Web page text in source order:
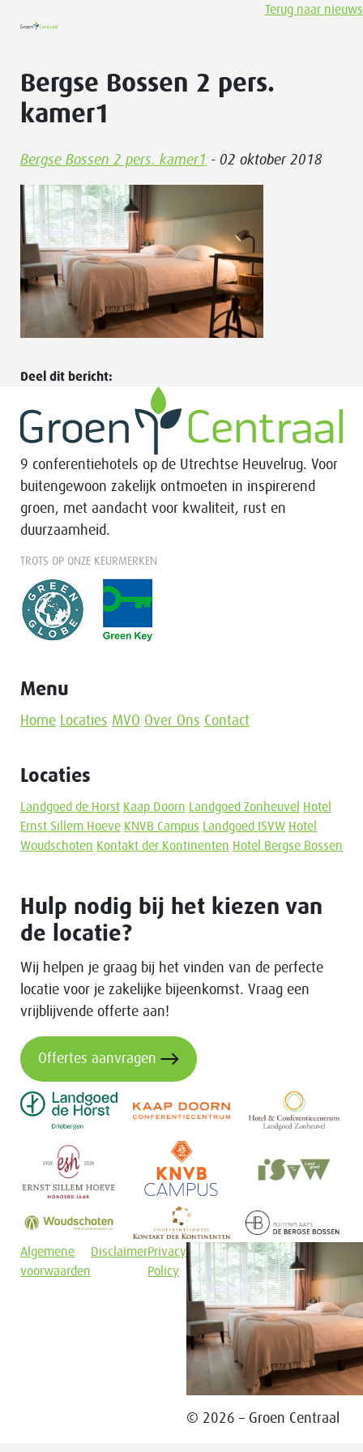
Bergse Bossen 2 pers.
kamer1
Bergse Bossen 2 pers. kamer1 - 02 oktober 2018
Terug naar nieuws
Deel dit bericht:
9 conferentiehotels op de Utrechtse Heuvelrug. Voor
buitengewoon zakelijk ontmoeten in inspirerend
groen, met aandacht voor kwaliteit, rust en
duurzaamheid.
TROTS OP ONZE KEURMERKEN
Menu
Home Locaties MVO Over Ons Contact
Locaties
Landgoed de Horst Kaap Doorn Landgoed Zonheuvel
Hotel
Ernst Sillem Hoeve KNVB Campus Landgoed ISVW Hotel
Woudschoten Kontakt der Kontinenten Hotel Bergse Bossen
Hulp nodig bij het kiezen van
de locatie?
Wij helpen je graag bij het vinden van de perfecte
locatie voor je zakelijke bijeenkomst. Vraag een
vrijblijvende offerte aan!
Offertes aanvragen
Algemene
voorwaarden
DisclaimerPrivacy
Policy
© 2026 – Groen Centraal